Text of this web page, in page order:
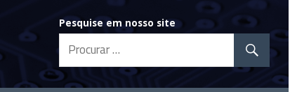
Pesquise em nosso site